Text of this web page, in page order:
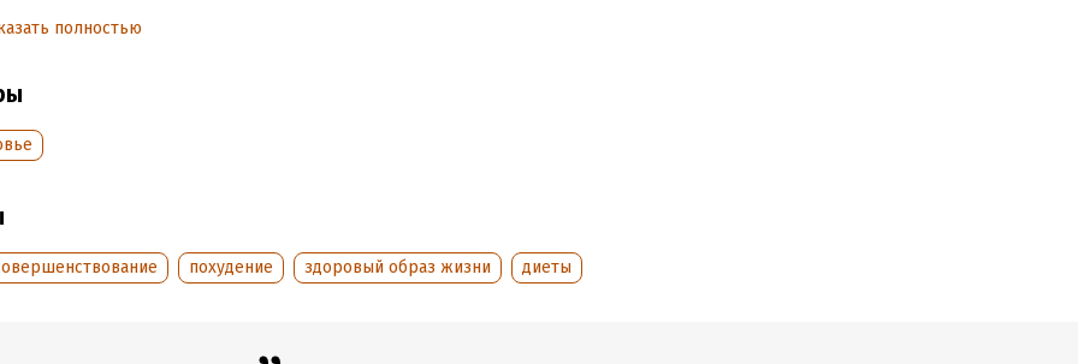
как и ты, она так же ошибалась, срывалась, оступалась, снова поправлялась,
она и поделится с тобой своим уникальным опытом превращения
тушки в точеную фигурку. Ты узнаешь, как правильно мыслить,
какие упражнения наиболее эффективны, получишь таблицы калорийности
легко, с юмором и читается на одном дыхании, как художественная
полностью
похудение здоровый образ жизни диеты